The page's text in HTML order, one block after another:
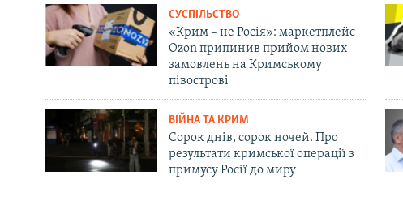
СУСПІЛЬСТВО
«Крим – не Росія»: маркетплейс
Ozon припинив прийом нових
замовлень на Кримському
півострові
ВІЙНА ТА КРИМ
Сорок днів, сорок ночей. Про
результати кримської операції з
примусу Росії до миру